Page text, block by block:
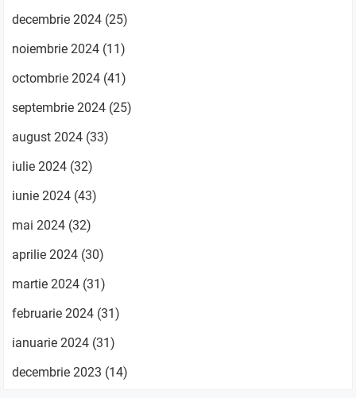
decembrie 2024 (25)
noiembrie 2024 (11)
octombrie 2024 (41)
septembrie 2024 (25)
august 2024 (33)
iulie 2024 (32)
iunie 2024 (43)
mai 2024 (32)
aprilie 2024 (30)
martie 2024 (31)
februarie 2024 (31)
ianuarie 2024 (31)
decembrie 2023 (14)